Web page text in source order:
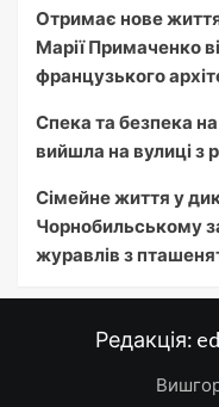
Отримає нове
Марії Примаченко
французького
Спека та безпека
вийшла на вулиці з
Сімейне життя у
Чорнобильському
журавлів з
Редакція: